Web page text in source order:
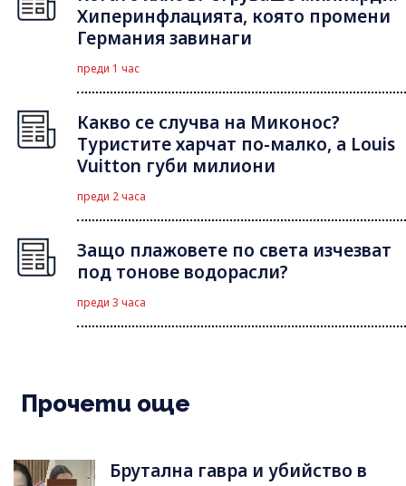
Хиперинфлацията, която промени
Германия завинаги
преди 1 час
Какво се случва на Миконос?
Туристите харчат по-малко, а Louis
Vuitton губи милиони
преди 2 часа
Защо плажовете по света изчезват
под тонове водорасли?
преди 3 часа
Прочети още
Брутална гавра и убийство в